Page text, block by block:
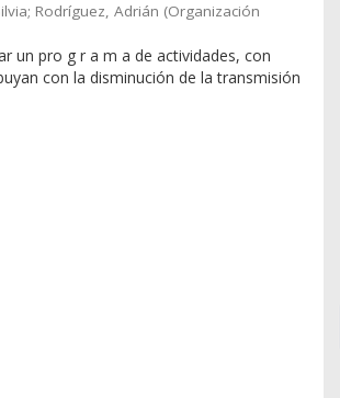
Rodríguez, Adrián (Organización
un pro g r a m a de actividades, con
con la disminución de la transmisión